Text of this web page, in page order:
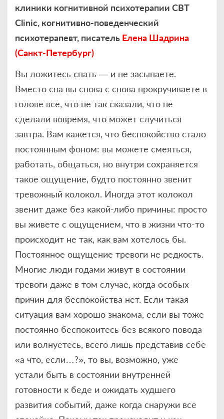
клиники когнитивной психотерапии CBT
Clinic, когнитивно-поведенческий
психотерапевт, писатель Елена Шадрина
(Санкт-Петербург)
Вы ложитесь спать — и не засыпаете.
Вместо сна вы снова с снова прокручиваете в
голове все, что не так сказали, что не
сделали вовремя, что может случиться
завтра. Вам кажется, что беспокойство стало
постоянным фоном: вы можете смеяться,
работать, общаться, но внутри сохраняется
такое ощущение, будто постоянно звенит
тревожный колокол. Иногда этот колокол
звенит даже без какой-либо причины: просто
вы живете с ощущением, что в жизни что-то
происходит не так, как вам хотелось бы.
Постоянное ощущение тревоги не редкость.
Многие люди годами живут в состоянии
тревоги даже в том случае, когда особых
причин для беспокойства нет. Если такая
ситуация вам хорошо знакома, если вы тоже
постоянно беспокоитесь без всякого повода
или волнуетесь, всего лишь представив себе
«а что, если…?», то вы, возможно, уже
устали быть в состоянии внутренней
готовности к беде и ожидать худшего
развития событий, даже когда снаружи все